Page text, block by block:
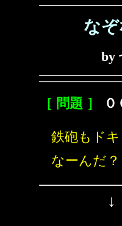
な
by
［ 問題 ］
鉄砲もドキ
なーんだ？